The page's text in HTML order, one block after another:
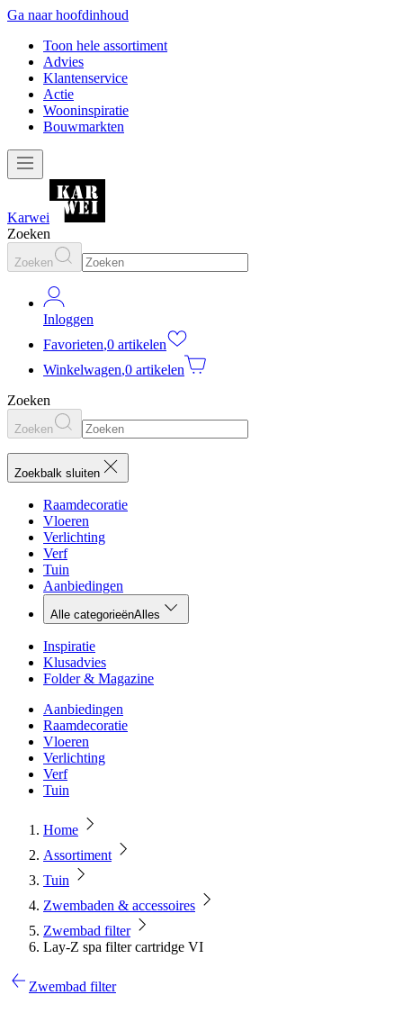
Ga naar hoofdinhoud
Toon hele assortiment
Advies
Klantenservice
Actie
Wooninspiratie
Bouwmarkten
Karwei
Zoeken
Zoeken
Inloggen
Favorieten,0 artikelen
Winkelwagen,0 artikelen
Zoeken
Zoeken
Zoekbalk sluiten
Raamdecoratie
Vloeren
Verlichting
Verf
Tuin
Aanbiedingen
Alle categorieënAlles
Inspiratie
Klusadvies
Folder & Magazine
Aanbiedingen
Raamdecoratie
Vloeren
Verlichting
Verf
Tuin
Home
Assortiment
Tuin
Zwembaden & accessoires
Zwembad filter
Lay-Z spa filter cartridge VI
Zwembad filter